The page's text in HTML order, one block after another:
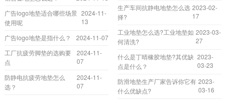
广告logo地垫适合哪些场景
使用呢
2024-11-
13
广告logo地垫是指什么？
2024-11-07
工厂抗疲劳脚垫的选购要
点
2024-11-
07
防静电抗疲劳地垫怎么
选？
2024-11-
07
生产车间抗静电地垫怎么选
择?
2023-02-
17
工业地垫怎么选?工业地垫如
何清洗?
2023-03-
27
什么是丁晴橡胶地垫?其优缺
点是什么？
2023-
03-23
防滑地垫生产厂家告诉你它有
什么优缺点?
2023-
03-16